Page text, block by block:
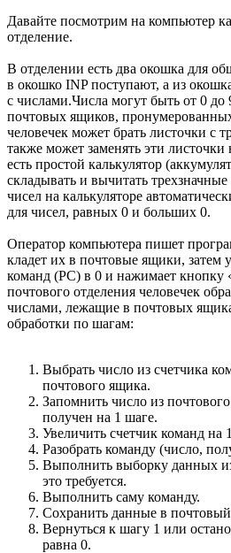
Давайте посмотрим на компьютер
отделение.
В отделении есть два окошка для
в окошко INP поступают, а из
с числами.Числа могут быть от 0 до
почтовых ящиков,
человечек может брать листочки с
также может заменять эти
есть простой калькулятор
складывать и вычитать
чисел на калькуляторе
для чисел, равных 0 и больших 0.
Оператор компьютера пишет
кладет их в почтовые ящики, затем
команд (PC) в 0 и нажимает кнопку
почтового отделения человечек
числами, лежащие в почтовых
обработки по шагам:
Выбрать число из счетчика
почтового ящика.
Запомнить число из
получен на 1 шаге.
Увеличить счетчик команд на
Разобрать команду (число,
Выполнить выборку данных
это требуется.
Выполнить саму команду.
Сохранить данные в почтовый
Вернуться к шагу 1 или
равна 0.